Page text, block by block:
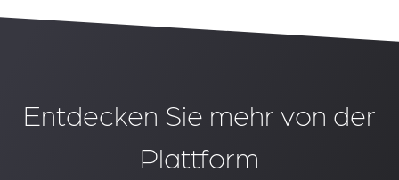
Entdecken Sie mehr von der
Plattform